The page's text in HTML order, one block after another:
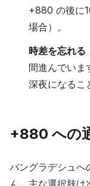
+880 の後に
場合）。
時差を忘れる
間進んでいま
深夜になるこ
+880 への
バングラデシュへ
ん。主な選択肢は